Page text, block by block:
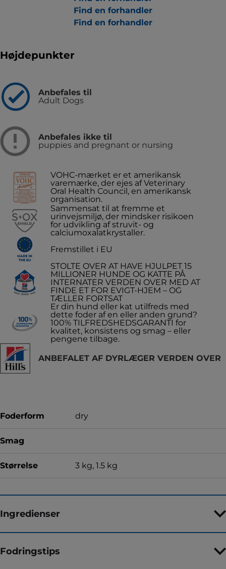
Find en forhandler
Find en forhandler
Højdepunkter
Anbefales til
Adult Dogs
Anbefales ikke til
puppies and pregnant or nursing
VOHC-mærket er et amerikansk
varemærke, der ejes af Veterinary
Oral Health Council, en amerikansk
organisation.
Sammensat til at fremme et
urinvejsmiljø, der mindsker risikoen
for udvikling af struvit- og
calciumoxalatkrystaller.
Fremstillet i EU
STOLTE OVER AT HAVE HJULPET 15
MILLIONER HUNDE OG KATTE PÅ
INTERNATER VERDEN OVER MED AT
FINDE ET FOR EVIGT-HJEM – OG
TÆLLER FORTSAT
Er din hund eller kat utilfreds med
dette foder af en eller anden grund?
100% TILFREDSHEDSGARANTI for
kvalitet, konsistens og smag – eller
pengene tilbage.
ANBEFALET AF DYRLÆGER VERDEN OVER
Foderform dry
Smag
Størrelse 3 kg, 1.5 kg
Ingredienser
Fodringstips